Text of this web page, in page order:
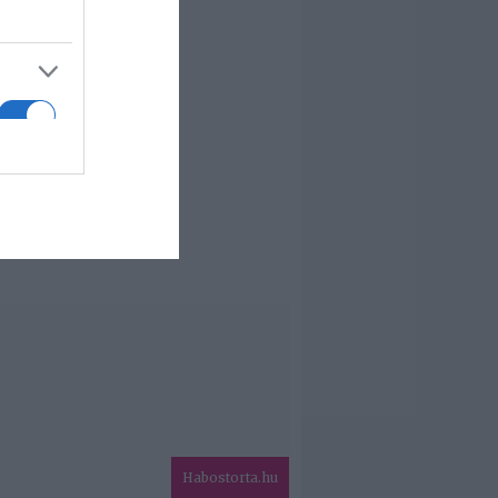
Habostorta.hu